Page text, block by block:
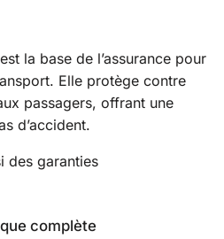
la base de l’assurance pour
Elle protège contre
passagers, offrant une
d’accident.
des garanties
complète